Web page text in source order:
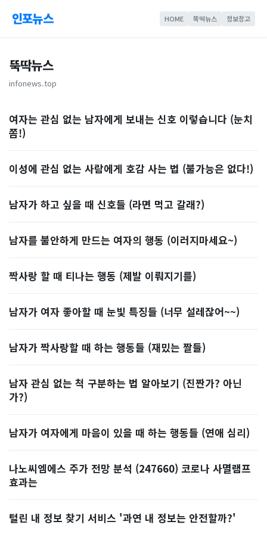
인포뉴스 HOME 뚝딱뉴스 정보창고
뚝딱뉴스
infonews.top
여자는 관심 없는 남자에게 보내는 신호 이렇습니다 (눈치
쫌!)
이성에 관심 없는 사람에게 호감 사는 법 (불가능은 없다!)
남자가 하고 싶을 때 신호들 (라면 먹고 갈래?)
남자를 불안하게 만드는 여자의 행동 (이러지마세요~)
짝사랑 할 때 티나는 행동 (제발 이뤄지기를)
남자가 여자 좋아할 때 눈빛 특징들 (너무 설레잖어~~)
남자가 짝사랑할 때 하는 행동들 (재밌는 짤들)
남자 관심 없는 척 구분하는 법 알아보기 (진짠가? 아닌
가?)
남자가 여자에게 마음이 있을 때 하는 행동들 (연애 심리)
나노씨엠에스 주가 전망 분석 (247660) 코로나 사멸램프
효과는
털린 내 정보 찾기 서비스 '과연 내 정보는 안전할까?'